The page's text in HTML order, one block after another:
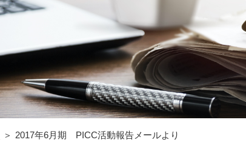
2017年6月期 PICC活動報告メールより